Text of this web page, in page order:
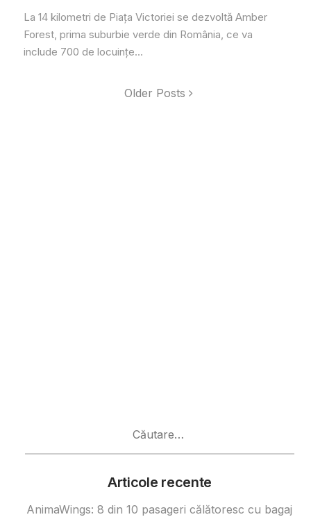
La 14 kilometri de Piața Victoriei se dezvoltă Amber
Forest, prima suburbie verde din România, ce va
include 700 de locuințe...
Older Posts
Articole recente
AnimaWings: 8 din 10 pasageri călătoresc cu bagaj